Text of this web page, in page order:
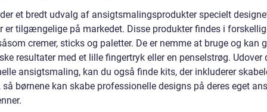
et bredt udvalg af ansigtsmalingsprodukter specielt
er tilgængelige på markedet. Disse produkter findes i
cremer, sticks og paletter. De er nemme at bruge og kan
resultater med et lille fingertryk eller en penselstrøg. Udover
ansigtsmaling, kan du også finde kits, der inkluderer
så børnene kan skabe professionelle designs på deres eget